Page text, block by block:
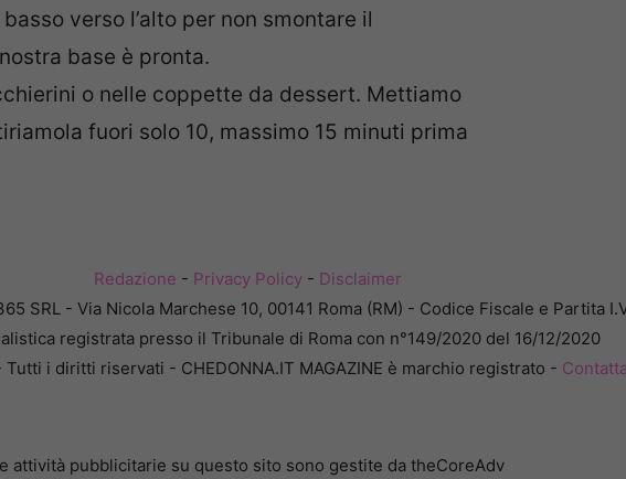
verso l’alto per non smontare il
base è pronta.
o nelle coppette da dessert. Mettiamo
fuori solo 10, massimo 15 minuti prima
Redazione - Privacy Policy- Disclaimer
SRL - Via Nicola Marchese 10, 00141 Roma (RM) - Codice Fiscale e Partita
registrata presso il Tribunale di Roma con n°149/2020 del 16/12/2020
i diritti riservati - CHEDONNA.IT MAGAZINE è marchio registrato -
attività pubblicitarie su questo sito sono gestite da theCoreAdv